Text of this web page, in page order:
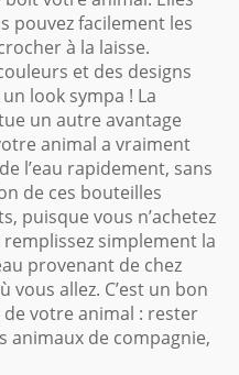
pouvez facilement les
à la laisse.
et des designs
look sympa ! La
un autre avantage
animal a vraiment
l’eau rapidement, sans
de ces bouteilles
puisque vous n’achetez
remplissez simplement la
provenant de chez
vous allez. C’est un bon
votre animal : rester
animaux de compagnie,